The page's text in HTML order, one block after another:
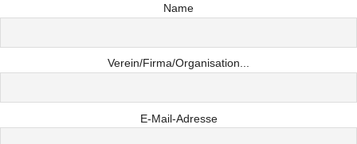
Name
Verein/Firma/Organisation...
E-Mail-Adresse